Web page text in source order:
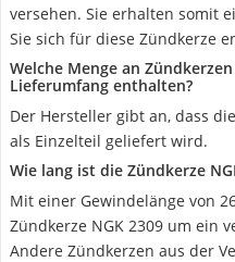
versehen. Sie erhalten somit
Sie sich für diese Zündkerze
Welche Menge an
Lieferumfang enthalten?
Der Hersteller gibt an, dass
als Einzelteil geliefert wird.
Wie lang ist die Zündkerze
Mit einer Gewindelänge von
Zündkerze NGK 2309 um ein
Andere Zündkerzen aus der